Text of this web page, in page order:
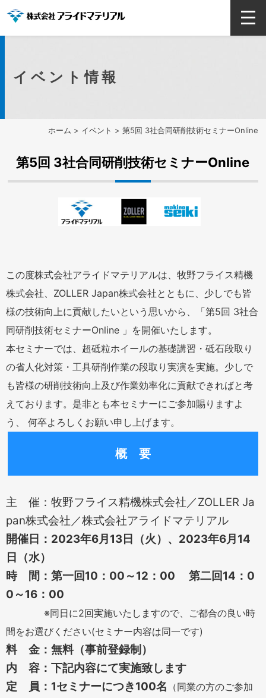
ホーム > イベント > 第5回 3社合同研削技術セミナーOnline
イベント情報
第5回 3社合同研削技術セミナーOnline
この度株式会社アライドマテリアルは、牧野フライス精機
株式会社、ZOLLER Japan株式会社とともに、少しでも皆
様の技術向上に貢献したいという思いから、「第5回 3社合
同研削技術セミナーOnline 」を開催いたします。
本セミナーでは、超砥粒ホイールの基礎講習・砥石段取り
の省人化対策・工具研削作業の段取り実演を実施。少しで
も皆様の研削技術向上及び作業効率化に貢献できればと考
えております。是非とも本セミナーにご参加賜りますよ
う、 何卒よろしくお願い申し上げます。
概 要
主 催：牧野フライス精機株式会社／ZOLLER Ja
pan株式会社／株式会社アライドマテリアル
開催日：2023年6月13日（火）、2023年6月14
日（水）
時 間：第一回10：00～12：00 第二回14：0
0～16：00
※同日に2回実施いたしますので、ご都合の良い時
間をお選びください(セミナー内容は同一です)
料 金：無料（事前登録制）
内 容：下記内容にて実施致します
定 員：1セミナーにつき100名 （同業の方のご参加